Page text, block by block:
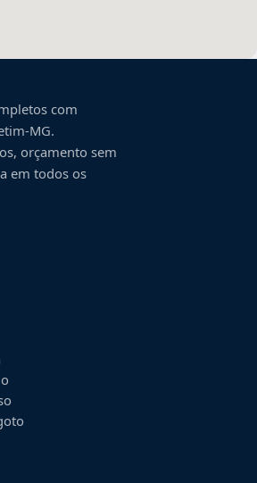
com
-MG.
orçamento sem
em todos os